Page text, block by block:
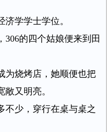
学学士学位。
的四个姑娘便来到田
为烧烤店，她顺便也把
又明亮。
不少，穿行在桌与桌之